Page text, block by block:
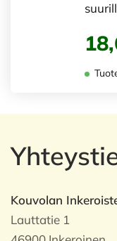
Kouvolan
Lauttatie 1